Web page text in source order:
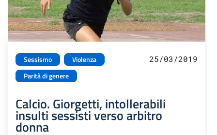
Sessismo
Violenza
Parità di genere
25/03/2019
Calcio. Giorgetti, intollerabili
insulti sessisti verso arbitro
donna